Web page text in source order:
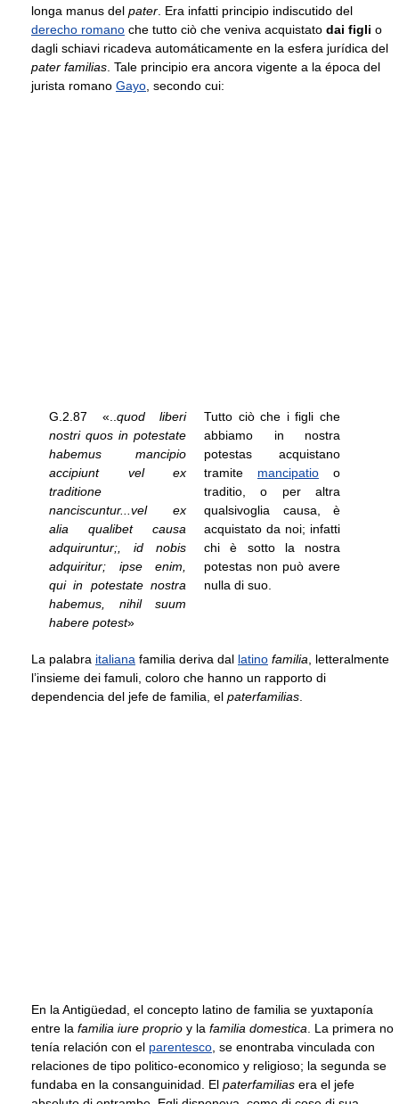
longa manus del pater . Era infatti principio indiscutido del
derecho romano che tutto ciò che veniva acquistato dai figli o
dagli schiavi ricadeva automáticamente en la esfera jurídica del
pater familias . Tale principio era ancora vigente a la época del
jurista romano Gayo , secondo cui:
G.2.87 «.. quod liberi
nostri quos in potestate
habemus mancipio
accipiunt vel ex
traditione
nanciscuntur...vel ex
alia qualibet causa
adquiruntur;, id nobis
adquiritur; ipse enim,
qui in potestate nostra
habemus, nihil suum
habere potest»
Tutto ciò che i figli che
abbiamo in nostra
potestas acquistano
tramite mancipatio o
traditio, o per altra
qualsivoglia causa, è
acquistato da noi; infatti
chi è sotto la nostra
potestas non può avere
nulla di suo.
La palabra italiana familia deriva dal latino familia , letteralmente
l’insieme dei famuli, coloro che hanno un rapporto di
dependencia del jefe de familia, el paterfamilias
En la Antigüedad, el concepto latino de familia se yuxtaponía
entre la familia iure proprio y la familia domestica . La primera no
tenía relación con el parentesco , se enontraba vinculada con
relaciones de tipo politico-economico y religioso; la segunda se
fundaba en la consanguinidad. El paterfamilias era el jefe